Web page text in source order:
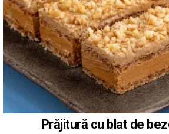
Prăjitură cu blat de